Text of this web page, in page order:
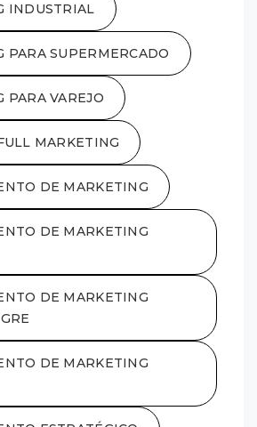
INDUSTRIAL
PARA SUPERMERCADO
PARA VAREJO
MARKETING
DE MARKETING
DE MARKETING
DE MARKETING
DE MARKETING